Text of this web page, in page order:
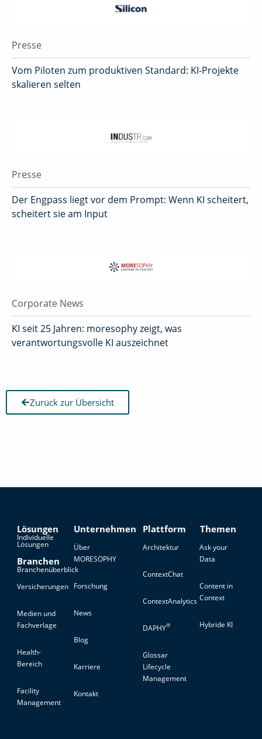
Presse
Vom Piloten zum produktiven Standard: KI-Projekte
skalieren selten
Presse
Der Engpass liegt vor dem Prompt: Wenn KI scheitert,
scheitert sie am Input
Corporate News
KI seit 25 Jahren: moresophy zeigt, was
verantwortungsvolle KI auszeichnet
Zurück zur Übersicht
Lösungen
Individuelle
Lösungen
Branchen
Branchenüberblick
Versicherungen
Medien und
Fachverlage
Health-
Bereich
Facility
Management
Unternehmen
Über
MORESOPHY
Forschung
News
Blog
Karriere
Kontakt
Plattform
Architektur
ContextChat
ContextAnalytics
DAPHY®
Glossar
Lifecycle
Management
Themen
Ask your
Data
Content in
Context
Hybride KI